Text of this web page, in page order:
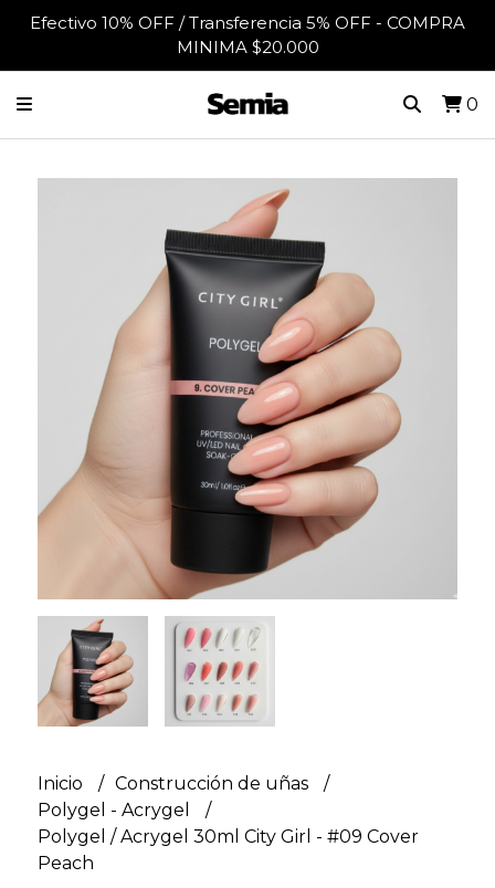
Efectivo 10% OFF / Transferencia 5% OFF - COMPRA
MINIMA $20.000
0
Inicio
Construcción de uñas
Polygel - Acrygel
Polygel / Acrygel 30ml City Girl - #09 Cover
Peach